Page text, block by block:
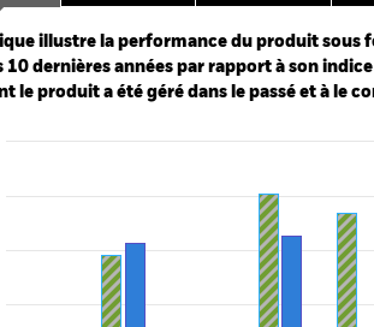
01 00:00:00 to 2026-07-31 00:00:00.
400.
illustre la performance du produit sous
10 dernières années par rapport à son
le produit a été géré dans le passé et à le
2 data series.
has 1 Y axis displaying Values. Range: -30 to 40.